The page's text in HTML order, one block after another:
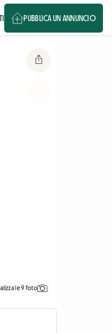
PUBBLICA UN ANNUNCIO
le 9 foto